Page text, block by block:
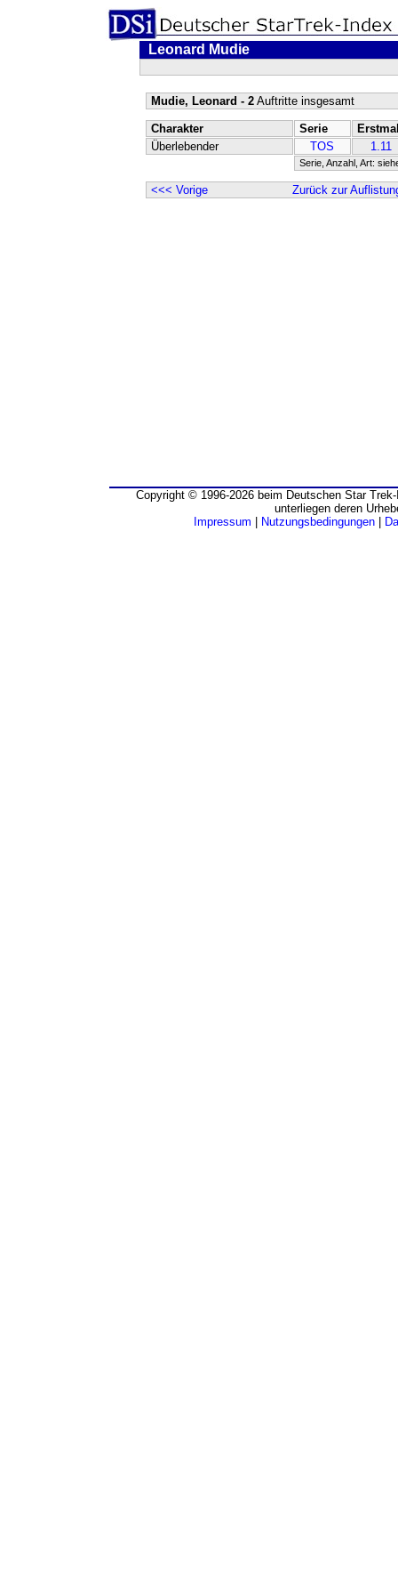
Leonard Mudie
Mudie, Leonard - 2Auftritte insgesamt
Charakter Serie
Überlebender
TOS 1.11
Serie, Anzahl, Art:
<<< Vorige Zurück zur
Copyright © 1996-2026 beim Deutschen Star
unterliegen deren
Impressum
Nutzungsbedingungen